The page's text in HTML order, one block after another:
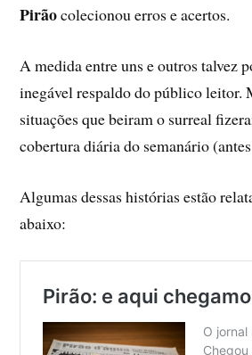
Pirãocolecionou erros e acertos.
A medida entre uns e outros talvez
inegável respaldo do público leitor.
situações que beiram o surreal
cobertura diária do semanário
Algumas dessas histórias estão
abaixo: